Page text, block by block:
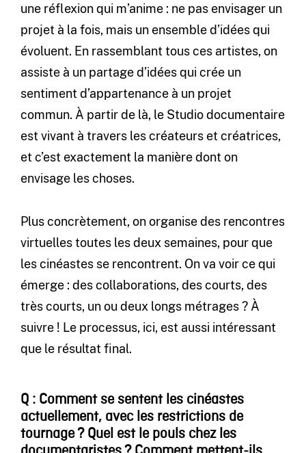
une réflexion qui m’anime : ne pas envisager un
projet à la fois, mais un ensemble d’idées qui
évoluent. En rassemblant tous ces artistes, on
assiste à un partage d’idées qui crée un
sentiment d’appartenance à un projet
commun. À partir de là, le Studio documentaire
est vivant à travers les créateurs et créatrices,
et c’est exactement la manière dont on
envisage les choses.
Plus concrètement, on organise des rencontres
virtuelles toutes les deux semaines, pour que
les cinéastes se rencontrent. On va voir ce qui
émerge : des collaborations, des courts, des
très courts, un ou deux longs métrages ? À
suivre ! Le processus, ici, est aussi intéressant
que le résultat final.
Q : Comment se sentent les cinéastes
actuellement, avec les restrictions de
tournage ? Quel est le pouls chez les